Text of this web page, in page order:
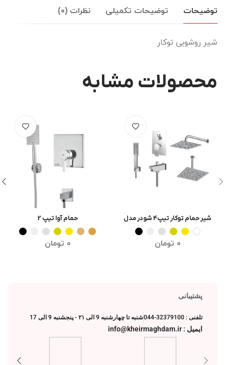
توضیحات توضیحات تکمیلی نظرات (0)
شیر روشویی توکار
محصولات مشابه
انتخاب گزینه هاشیر حمام توکار تیپ4 شودر مدل
رومر پلاس
0 تومان
انتخاب گزینه ها
حمام آوا تیپ 2
0 تومان
پشتیبانی
تلفنی : 32379100-044 شنبه تا چهارشنبه 9 الی ۲۱ - پنجشنبه 9 الی 17
ایمیل : info@kheirmaghdam.ir